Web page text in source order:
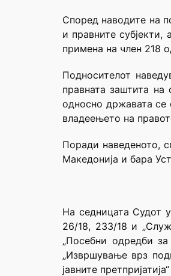
Според наводите на
и правните
примена на член 218
Подносителот
правната заштита на
односно државата се
владеењето на
Поради наведеното,
Македонија и бара
На седницата Судот
26/18, 233/18 и
„Посебни одредби
„Извршување врз
јавните